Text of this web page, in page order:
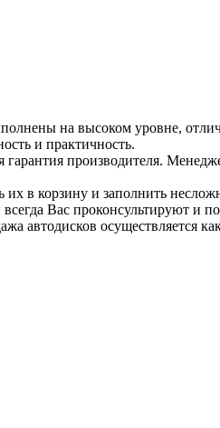
на высоком уровне,
и практичность.
гарантия производителя.
в корзину и заполнить
Вас проконсультируют и
автодисков осуществляется